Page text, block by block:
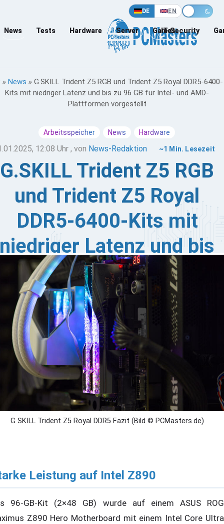
DE EN
News Tests Hardware Server Games
IT-Security
» News » G.SKILL Trident Z5 RGB und Trident Z5 Royal DDR5-6400-
Kits mit niedriger Latenz und bis zu 96 GB für Intel- und AMD-
Plattformen vorgestellt
Arbeitsspeicher News Hardware
12:08 Uhr , von News-Redaktion ~1 Min. Lesezeit
G.SKILL Trident Z5 RGB
und Trident Z5 Royal
DDR5-6400-Kits mit
niedriger Latenz und bis
zu 96 GB für Intel- und
AMD-Plattformen
vorgestellt
hat neue DDR5-6400 CL30-Speicherkits mit
von bis zu 96 GB (2×48 GB) vorgestellt. Die
Kits werden unter den Serien Trident Z5 RGB und
Z5 Royal erscheinen und bieten Unterstützung für
Intel XMP 3.0-Profil für einfaches Übertakten.
G SKILL Trident Z5 Royal DDR5 Fazit (Bild © PCMasters.de)
Leistung auf Intel Z890
96-GB-Kit (2×48 GB) wurde auf einem ASUS ROG
Z890 Hero Motherboard mit einem Intel Core Ultra